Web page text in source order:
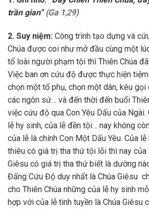
trần gian”(Ga 1,29)
2. Suy niệm: Công trình tạo dựng và
Chúa được coi như mở đầu cùng một
tổ loài người phạm tội thì Thiên Chúa
Việc ban ơn cứu độ được thực hiện
chọn một tổ phụ, chọn một dân, kêu
các ngôn sứ… và đến thời đến buổi
việc cứu độ qua Con Yêu Dấu của Ngài.
lễ hy sinh, của lễ đền tội… nay không
của lễ là chính Con Một Dấu Yêu. Của
thiêu có giá trị tha thứ tội lỗi thì nay của
Giêsu có giá trị tha thứ biết là dường
Đấng Cứu Độ duy nhất là Chúa Giêsu
cho Thiên Chúa những của lễ hy sinh
hợp với của lễ tinh tuyền là Chúa Giêsu